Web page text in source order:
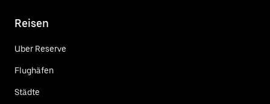
Reisen
Uber Reserve
Flughäfen
Städte